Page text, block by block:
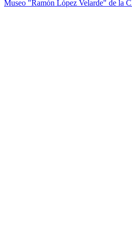
Museo "Ramón López Velarde" de la